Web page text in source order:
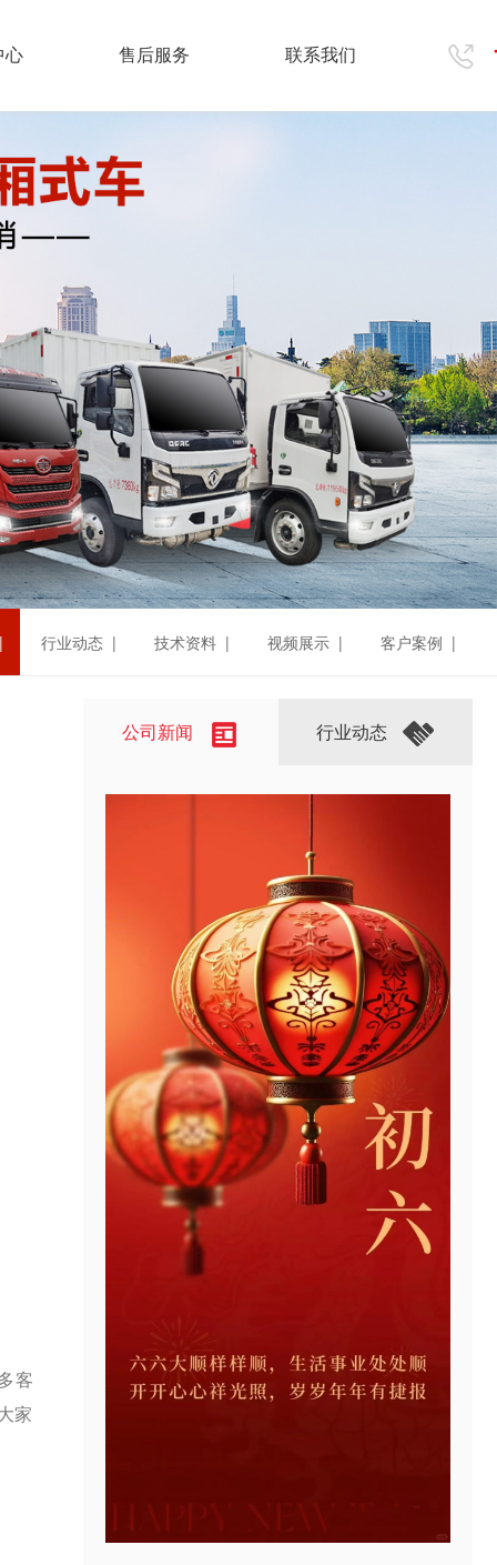
心 售后服务 联系我们
行业动态 | 技术资料 | 视频展示 | 客户案例 |
客
家
公司新闻 行业动态